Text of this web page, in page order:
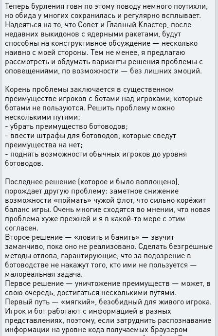
Теперь бурления говн по этому поводу немного поутихли,
но обида у многих сохранилась и регулярно всплывает.
Надеяться на то, что Совет и Главный Кластер, после
недавних выкидонов с ядерными ракетами, будут
способны на конструктивное обсуждение — несколько
наивно с моей стороны. Тем не менее, я предлагаю
рассмотреть и обдумать варианты решения проблемы с
оповещениями, по возможности — без лишних эмоций.
Корень проблемы заключается в существенном
преимуществе игроков с ботами над игроками, которые
ботами не пользуются. Решить проблему можно
несколькими путями:
- убрать преимущество ботоводов;
- ввести штрафы для ботоводов, которые сведут
преимущества на нет;
- поднять возможности обычных игроков до уровня
ботоводов.
Последнее решение (которое и было воплощено),
порождает другую проблему: заметное снижение
возможности «поймать» чужой флот, что сильно корёжит
баланс игры. Очень многие сходятся во мнении, что новая
проблема хуже прежней и я в какой-то мере с этим
согласен.
Второе решение — «ловить и банить» — звучит
заманчиво, пока оно не реализовано. Сделать безгрешные
методы отлова, гарантирующие, что за подозрение в
ботоводстве не накажут того, кто ими не пользуется —
малореальная задача.
Первое решение — уничтожение преимуществ — может, в
свою очередь, достигаться несколькими путями.
Первый путь — «мягкий», безобидный для живого игрока.
Игрок и бот работают с информацией в разных
представлениях, поэтому, если затруднить распознавание
информации на уровне кода получаемых браузером